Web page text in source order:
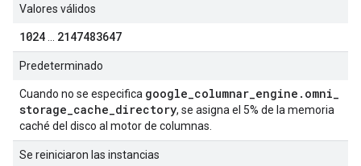
Valores válidos
1024 2147483647
Predeterminado
Cuando no se especifica google_columnar_engine . omni_
storage_cache_directory, se asigna el 5% de la memoria
caché del disco al motor de columnas.
Se reiniciaron las instancias